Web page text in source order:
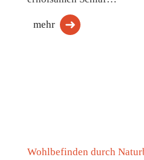
mehr
Wohlbefinden durch